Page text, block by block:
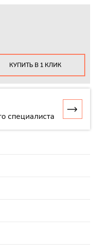
КУПИТЬ В 1 КЛИК
специалиста